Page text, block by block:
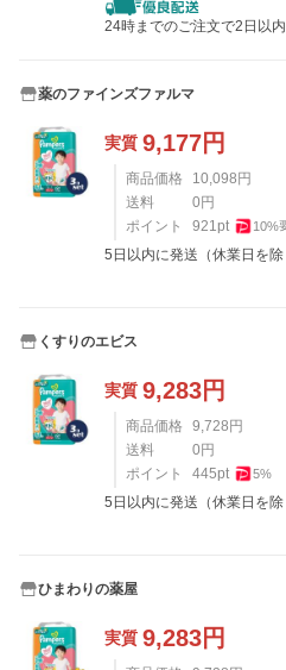
24時までのご注文で2日以
薬のファインズファルマ
実質 9,177円
商品価格 10,098 円
送料
0 円
ポイント
921pt 10%
5日以内に発送（休業日を除
くすりのエビス
実質 9,283円
商品価格 9,728 円
送料
0 円
ポイント
445pt 5%
5日以内に発送（休業日を除
ひまわりの薬屋
実質 9,283円